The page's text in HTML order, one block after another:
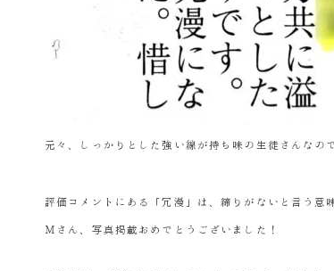
元々、しっかりとした強い線が持ち味の生徒さんなの
評価コメントにある「冗漫」は、締りがないと言う意
Ｍさん、写真掲載おめでとうございました！